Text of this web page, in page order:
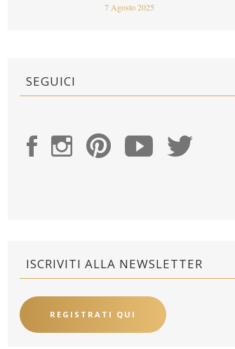
7 Agosto 2025
SEGUICI
ISCRIVITI ALLA NEWSLETTER
REGISTRATI QUI